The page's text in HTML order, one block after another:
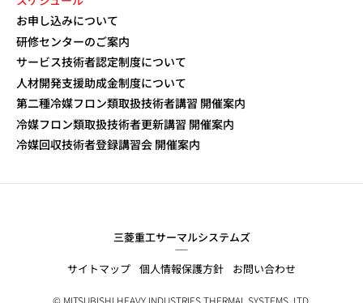
お申し込みについて
研修センターのご案内
サービス技術者認定制度について
人材開発支援助成金制度について
第二種冷媒フロン類取扱技術者講習 開催案内
冷媒フロン類取扱技術者更新講習 開催案内
冷媒回収技術者登録講習会 開催案内
三菱重工サーマルシステムズ
サイトマップ 個人情報保護方針 お問い合わせ